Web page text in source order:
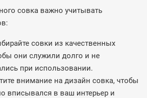
совка важно учитывать
совки из качественных
они служили долго и не
при использовании.
внимание на дизайн совка, чтобы
вписывался в ваш интерьер и